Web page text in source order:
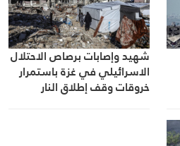
شهيد وإصابات برصاص الاحتلال
الاسرائيلي في غزة باستمرار
خروقات وقف إطلاق النار